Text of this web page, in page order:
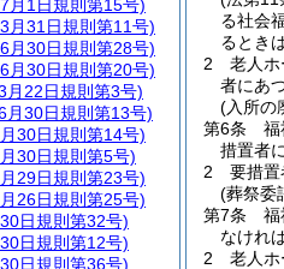
る社会
るとき
2
老人ホ
者にあ
(入所の
第6条
福
措置者
2
要措置
(葬祭委
第7条
福
なけれ
2
老人ホ
月1日規則第15号)
月31日規則第11号)
月30日規則第28号)
月30日規則第20号)
月22日規則第3号)
月30日規則第13号)
30日規則第14号)
30日規則第5号)
29日規則第23号)
26日規則第25号)
日規則第32号)
日規則第12号)
日規則第36号)